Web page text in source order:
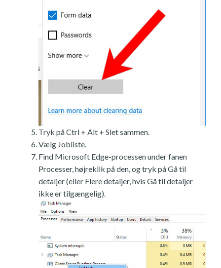
Tryk på Ctrl + Alt + Slet sammen.
Vælg Jobliste.
Find Microsoft Edge-processen under fanen
Processer, højreklik på den, og tryk på Gå til
detaljer (eller Flere detaljer, hvis Gå til detaljer
ikke er tilgængelig).